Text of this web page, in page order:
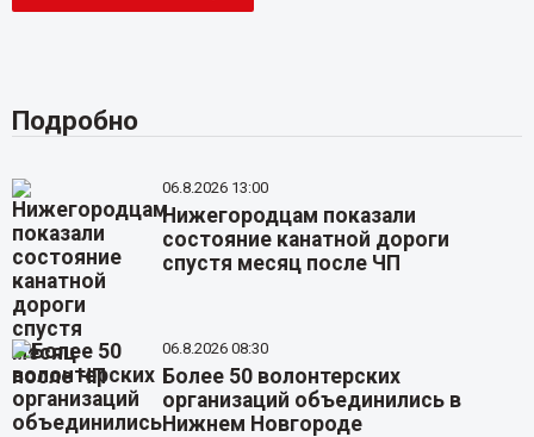
Подробно
06.8.2026 13:00
Нижегородцам показали
состояние канатной дороги
спустя месяц после ЧП
06.8.2026 08:30
Более 50 волонтерских
организаций объединились в
Нижнем Новгороде